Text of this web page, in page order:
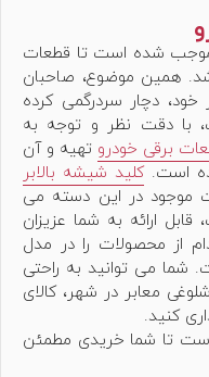
موجب شده است تا قطعات
همین موضوع، صاحبان
دچار سردرگمی کرده
با دقت نظر و توجه به
برقی خودرو تهیه و آن
است.کلید شیشه بالابر
موجود در این دسته می
ارائه به شما عزیزان
از محصولات را در مدل
شما می توانید به راحتی
معابر در شهر، کالای
کنید.
تا شما خریدی مطمئن